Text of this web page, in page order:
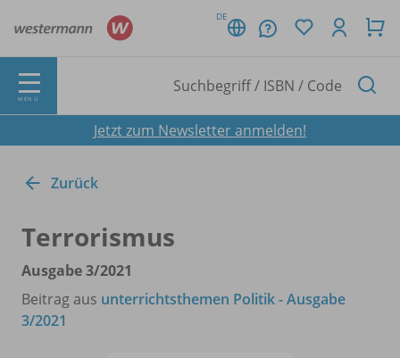
DE
MENÜ
Jetzt zum Newsletter anmelden!
Zurück
Terrorismus
Ausgabe 3/2021
Beitrag aus unterrichtsthemen Politik - Ausgabe
3/2021